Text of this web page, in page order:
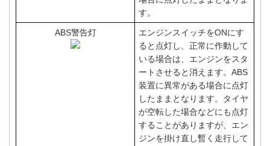
す。
ABS警告灯
エンジンスイッチをONにす
ると点灯し、正常に作動して
いる場合は、エンジンをスタ
ートさせると消えます。ABS
装置に異常がある場合に点灯
したままとなります。タイヤ
が空転した場合などにも点灯
することがありますが、エン
ジンを掛け直し暫く走行して